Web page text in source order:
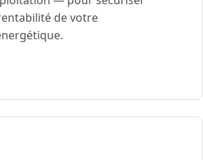
de votre